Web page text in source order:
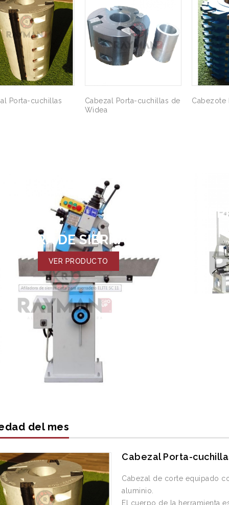
Disco Diamantado 6"
Afila Widea
Rebolo Chanfle
Porta-cuchillas
Cabezal Porta-cuchillas de
Widea
Cabezote
DE SIERRAS CINTA
VER PRODUCTO
del mes
Cabezal Porta-
Cabezal de corte equipado
aluminio.
El cuerpo de la herramienta